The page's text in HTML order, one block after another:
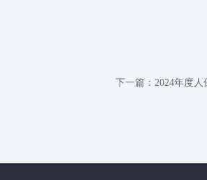
下一篇： 2024年度